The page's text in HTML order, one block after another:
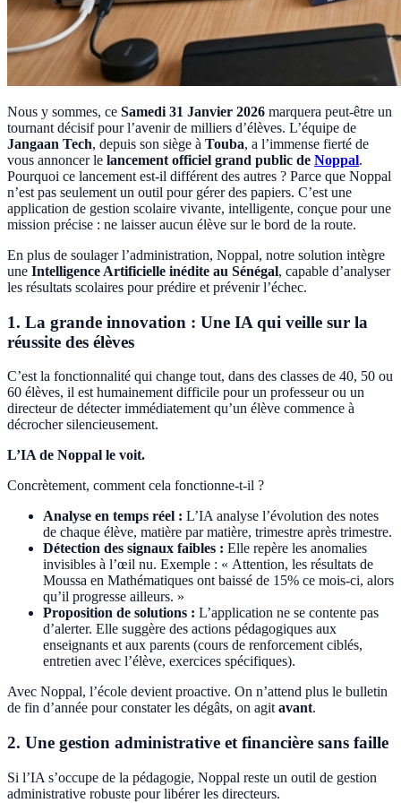
Nous y sommes, ce Samedi 31 Janvier 2026 marquera peut-être un
tournant décisif pour l’avenir de milliers d’élèves. L’équipe de
Jangaan Tech, depuis son siège à Touba, a l’immense fierté de
vous annoncer le lancement officiel grand public de Noppal.
Pourquoi ce lancement est-il différent des autres ? Parce que Noppal
n’est pas seulement un outil pour gérer des papiers. C’est une
application de gestion scolaire vivante, intelligente, conçue pour une
mission précise : ne laisser aucun élève sur le bord de la route.
En plus de soulager l’administration, Noppal, notre solution intègre
une Intelligence Artificielle inédite au Sénégal, capable d’analyser
les résultats scolaires pour prédire et prévenir l’échec.
1. La grande innovation : Une IA qui veille sur la
réussite des élèves
C’est la fonctionnalité qui change tout, dans des classes de 40, 50 ou
60 élèves, il est humainement difficile pour un professeur ou un
directeur de détecter immédiatement qu’un élève commence à
décrocher silencieusement.
L’IA de Noppal le voit.
Concrètement, comment cela fonctionne-t-il ?
Analyse en temps réel : L’IA analyse l’évolution des notes
de chaque élève, matière par matière, trimestre après trimestre.
Détection des signaux faibles : Elle repère les anomalies
invisibles à l’œil nu. Exemple : « Attention, les résultats de
Moussa en Mathématiques ont baissé de 15% ce mois-ci, alors
qu’il progresse ailleurs. »
Proposition de solutions : L’application ne se contente pas
d’alerter. Elle suggère des actions pédagogiques aux
enseignants et aux parents (cours de renforcement ciblés,
entretien avec l’élève, exercices spécifiques).
Avec Noppal, l’école devient proactive. On n’attend plus le bulletin
de fin d’année pour constater les dégâts, on agit avant.
2. Une gestion administrative et financière sans faille
Si l’IA s’occupe de la pédagogie, Noppal reste un outil de gestion
administrative robuste pour libérer les directeurs.